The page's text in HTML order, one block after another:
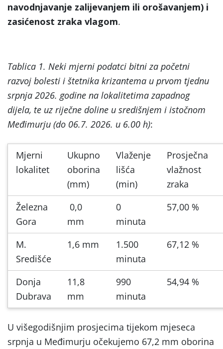
navodnjavanje zalijevanjem ili orošavanjem) i
zasićenost zraka vlagom.
Tablica 1. Neki mjerni podatci bitni za početni
razvoj bolesti i štetnika krizantema u prvom tjednu
srpnja 2026. godine na lokalitetima zapadnog
dijela, te uz riječne doline u središnjem i istočnom
Međimurju (do 06.7. 2026. u 6.00 h):
Mjerni
lokalitet
Ukupno
oborina
(mm)
Vlaženje
lišća
(min)
Prosječna
vlažnost
zraka
Železna
Gora
0,0
mm
0
minuta
57,00 %
M.
Središće
1,6 mm
1.500
minuta
67,12 %
Donja
Dubrava
11,8
mm
990
minuta
54,94 %
U višegodišnjim prosjecima tijekom mjeseca
srpnja u Međimurju očekujemo 67,2 mm oborina